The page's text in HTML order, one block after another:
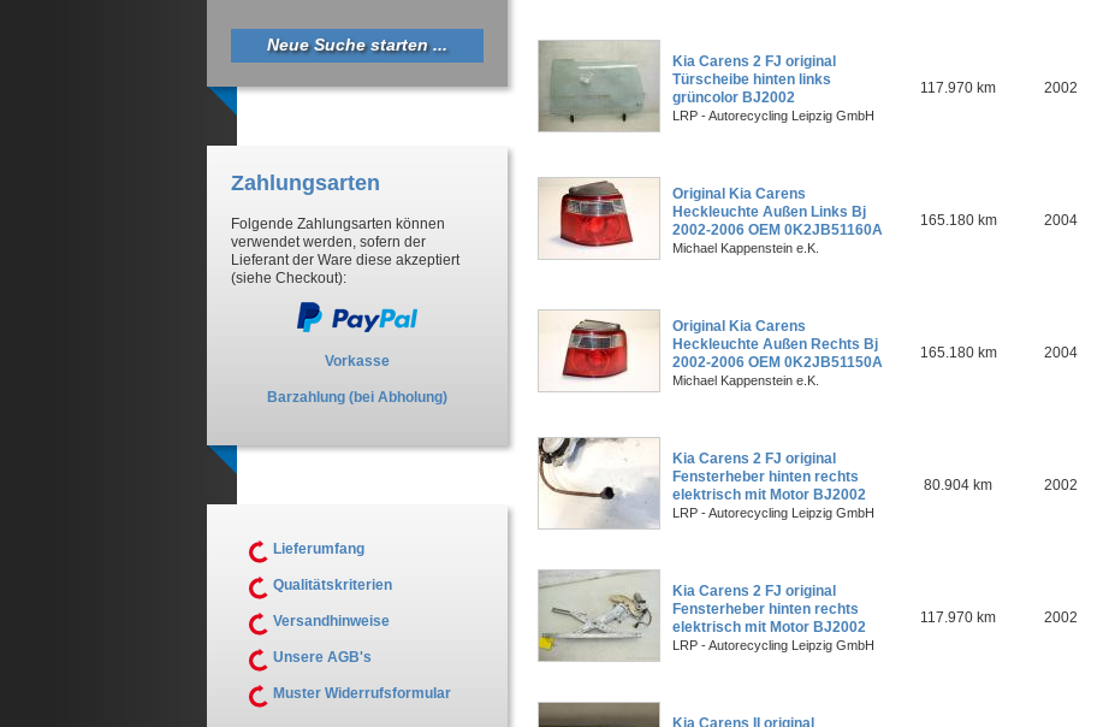
Kia Carens 2 FJ original
Türscheibe hinten links
grüncolor BJ2002
LRP - Autorecycling Leipzig GmbH
117.970 km 2002
Original Kia Carens
Heckleuchte Außen Links Bj
2002-2006 OEM 0K2JB51160A
Michael Kappenstein e.K.
165.180 km 2004
Original Kia Carens
Heckleuchte Außen Rechts Bj
2002-2006 OEM 0K2JB51150A
Michael Kappenstein e.K.
165.180 km 2004
Kia Carens 2 FJ original
Fensterheber hinten rechts
elektrisch mit Motor BJ2002
LRP - Autorecycling Leipzig GmbH
80.904 km 2002
Kia Carens 2 FJ original
Fensterheber hinten rechts
elektrisch mit Motor BJ2002
LRP - Autorecycling Leipzig GmbH
117.970 km 2002
Kia Carens II original
Neue Suche starten ...
Zahlungsarten
Folgende Zahlungsarten können
verwendet werden, sofern der
Lieferant der Ware diese akzeptiert
(siehe Checkout):
Vorkasse
Barzahlung (bei Abholung)
Lieferumfang
Qualitätskriterien
Versandhinweise
Unsere AGB's
Muster Widerrufsformular